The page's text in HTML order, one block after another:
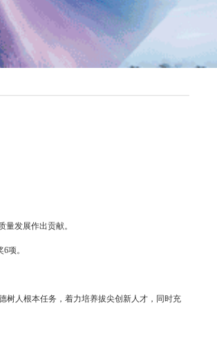
发展作出贡献。
项。
树人根本任务，着力培养拔尖创新人才，同时充